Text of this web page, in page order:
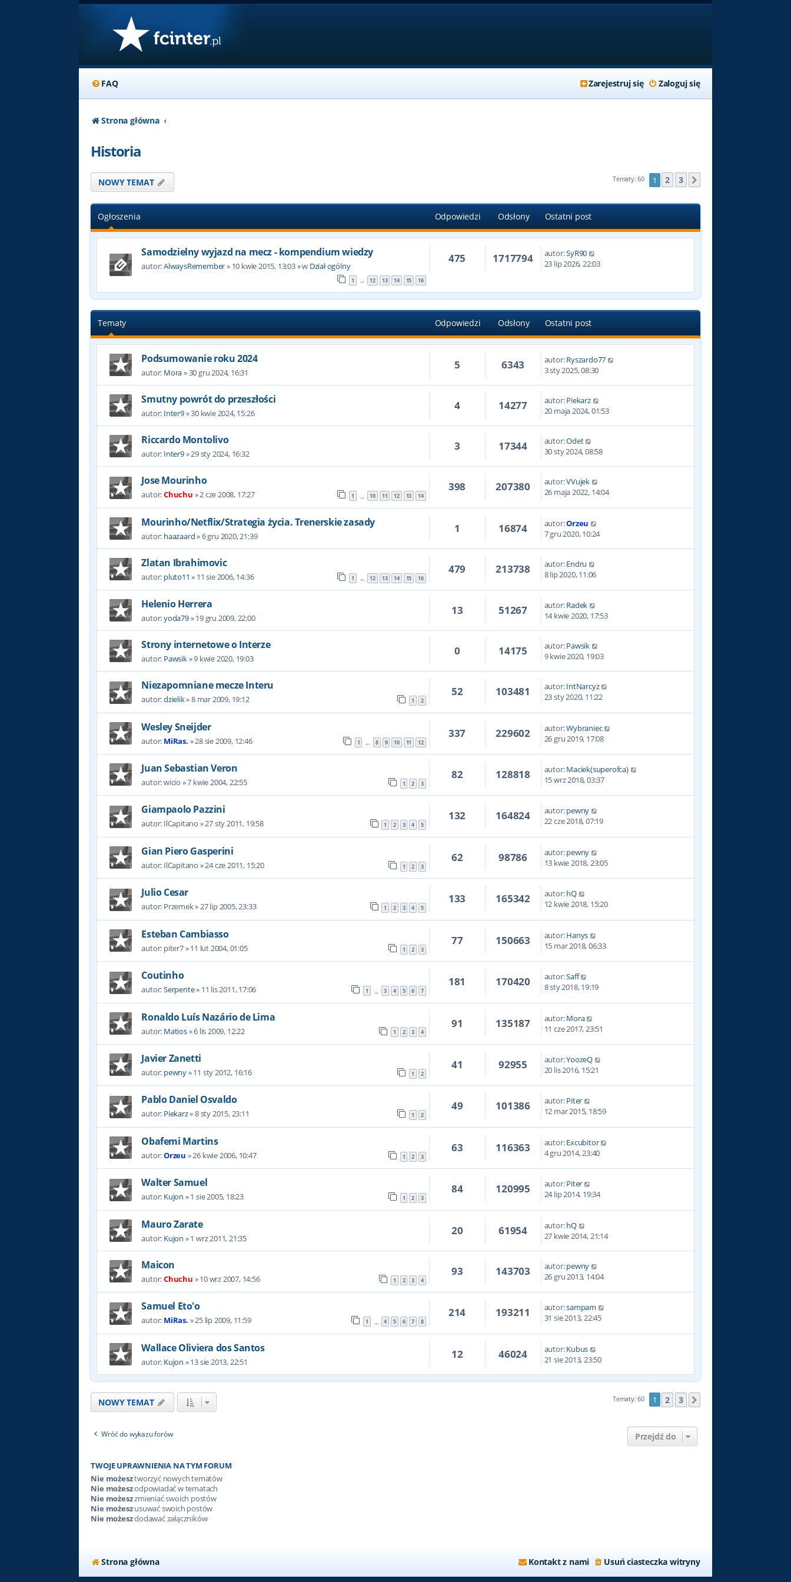
FAQ Zaloguj się
Zarejestruj się
Strona główna
Historia
NOWY TEMAT Tematy: 60 1 2 3
Ogłoszenia Odpowiedzi Odsłony Ostatni post
Samodzielny wyjazd na mecz - kompendium wiedzy
autor:AlwaysRemember» 10 kwie 2015, 13:03» w Dział ogólny
1 … 12 13 14 15 16
475 1717794 autor:SyR90
23 lip 2026, 22:03
Tematy Odpowiedzi Odsłony Ostatni post
Podsumowanie roku 2024
autor: Mora»30 gru 2024, 16:31
5 6343 autor:Ryszardo77
3 sty 2025, 08:30
Smutny powrót do przeszłości
autor: Inter9»30 kwie 2024, 15:26
4 14277 autor:Piekarz
20 maja 2024, 01:53
Riccardo Montolivo
autor: Inter9»29 sty 2024, 16:32
3 17344 autor:Odet
30 sty 2024, 08:58
Jose Mourinho
autor:Chuchu »2 cze 2008, 17:27 1 … 10 11 12 13 14
398 207380 autor:VVujek
26 maja 2022, 14:04
Mourinho/Netflix/Strategia życia. Trenerskie zasady
autor: haazaard»6 gru 2020, 21:39
1 16874 autor:Orzeu
7 gru 2020, 10:24
Zlatan Ibrahimovic
autor: pluto11 » 11 sie 2006, 14:36 1 … 12 13 14 15 16
479 213738 autor:Endru
8 lip 2020, 11:06
Helenio Herrera
autor:yoda79»19 gru 2009, 22:00
13 51267 autor:Radek
14 kwie 2020, 17:53
Strony internetowe o Interze
autor: Pawsik»9 kwie 2020, 19:03
0 14175 autor:Pawsik
9 kwie 2020, 19:03
Niezapomniane mecze Interu
autor:dzielik»8 mar 2009, 19:12 1 2
52 103481 autor:IntNarcyz
23 sty 2020, 11:22
Wesley Sneijder
autor: MiRas. »28 sie 2009, 12:46 1 … 8 9 10 11 12
337 229602 autor:Wybraniec
26 gru 2019, 17:08
Juan Sebastian Veron
autor:wicio »7 kwie 2004, 22:55 1 2 3
82 128818 autor:Maciek(superofca)
15 wrz 2018, 03:37
Giampaolo Pazzini
autor: IlCapitano »27 sty 2011, 19:58 1 2 3 4 5
132 164824 autor:pewny
22 cze 2018, 07:19
Gian Piero Gasperini
autor: IlCapitano »24 cze 2011, 15:20 1 2 3
62 98786 autor:pewny
13 kwie 2018, 23:05
Julio Cesar
autor: Przemek»27 lip 2005, 23:33 1 2 3 4 5
133 165342 autor:hQ
12 kwie 2018, 15:20
Esteban Cambiasso
autor: piter7»11 lut 2004, 01:05 1 2 3
77 150663 autor:Hanys
15 mar 2018, 06:33
Coutinho
autor:Serpente» 11 lis 2011, 17:06 1 3 4 5 6 7
181 170420 autor:Saff
8 sty 2018, 19:19
Ronaldo Luís Nazário de Lima
autor: Matios»6 lis 2009, 12:22 1 2 3 4
91 135187 autor:Mora
11 cze 2017, 23:51
Javier Zanetti
autor: pewny»11 sty 2012, 16:16 1 2
41 92955 autor:YoozeQ
20 lis 2016, 15:21
Pablo Daniel Osvaldo
autor: Piekarz»8 sty 2015, 23:11 1 2
49 101386 autor:Piter
12 mar 2015, 18:59
Obafemi Martins
autor:Orzeu »26 kwie 2006, 10:47 1 2 3
63 116363 autor:Excubitor
4 gru 2014, 23:40
Walter Samuel
autor: Kujon »1 sie 2005, 18:23 1 2 3
84 120995 autor:Piter
24 lip 2014, 19:34
Mauro Zarate
autor: Kujon »1 wrz 2011, 21:35
20 61954 autor:hQ
27 kwie 2014, 21:14
Maicon
autor:Chuchu »10 wrz 2007, 14:56 1 2 3 4
93 143703 autor:pewny
26 gru 2013, 14:04
Samuel Eto'o
autor: MiRas. »25 lip 2009, 11:59 1 4 5 6 7 8
214 193211 autor:sampam
31 sie 2013, 22:45
Wallace Oliviera dos Santos
autor: Kujon »13 sie 2013, 22:51
12 46024 autor:Kubus
21 sie 2013, 23:50
NOWY TEMAT Tematy: 60 1 2 3
Wróć do wykazu forów Przejdź do
TWOJE UPRAWNIENIA NA TYM FORUM
Nie możesztworzyć nowych tematów
Nie możeszodpowiadać w tematach
Nie możeszzmieniać swoich postów
Nie możeszusuwać swoich postów
Nie możeszdodawać załączników
Strona główna Usuń ciasteczka witryny
Kontakt z nami